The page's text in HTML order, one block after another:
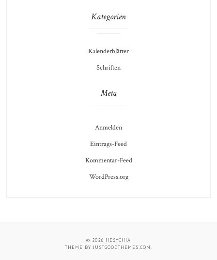
Kategorien
Kalenderblätter
Schriften
Meta
Anmelden
Eintrags-Feed
Kommentar-Feed
WordPress.org
© 2026 HESYCHIA
THEME BYJUSTGOODTHEMES.COM.